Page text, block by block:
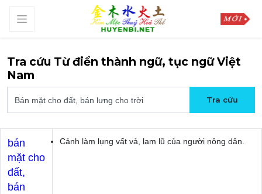
Tra cứu Từ điển thành ngữ, tục ngữ Việt
Nam
bán
mặt cho
đất,
bán
Cảnh làm lụng vất vả, lam lũ của người nông dân.